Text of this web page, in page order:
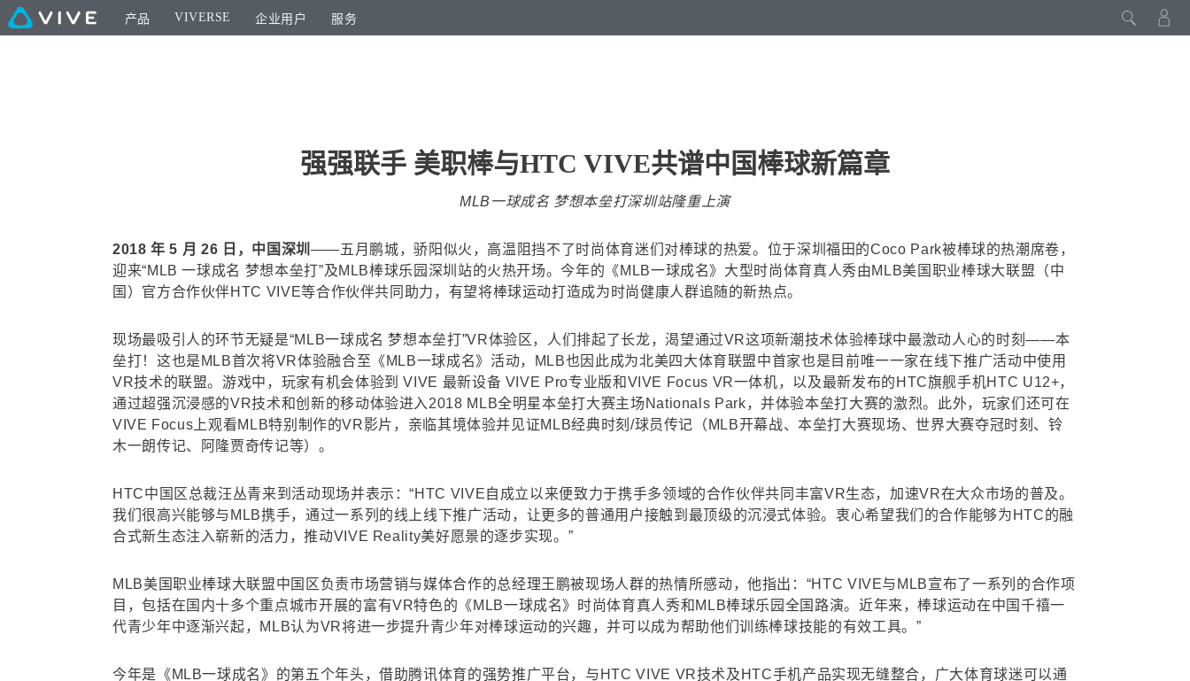
产品 VIVERSE 企业用户 服务
强强联手 美职棒与HTC VIVE共谱中国棒球新篇章
MLB一球成名 梦想本垒打深圳站隆重上演
2018 年 5 月 26 日，中国深圳 ——五月鹏城，骄阳似火，高温阻挡不了时尚体育迷们对棒球的热爱。位于深圳福田的Coco Park被棒球的热潮席卷，
迎来“MLB 一球成名 梦想本垒打”及MLB棒球乐园深圳站的火热开场。今年的《MLB一球成名》大型时尚体育真人秀由MLB美国职业棒球大联盟（中
国）官方合作伙伴HTC VIVE等合作伙伴共同助力，有望将棒球运动打造成为时尚健康人群追随的新热点。
现场最吸引人的环节无疑是“MLB一球成名 梦想本垒打”VR体验区，人们排起了长龙，渴望通过VR这项新潮技术体验棒球中最激动人心的时刻——本
垒打！这也是MLB首次将VR体验融合至《MLB一球成名》活动，MLB也因此成为北美四大体育联盟中首家也是目前唯一一家在线下推广活动中使用
VR技术的联盟。游戏中，玩家有机会体验到 VIVE 最新设备 VIVE Pro专业版和VIVE Focus VR一体机，以及最新发布的HTC旗舰手机HTC U12+，
通过超强沉浸感的VR技术和创新的移动体验进入2018 MLB全明星本垒打大赛主场Nationals Park，并体验本垒打大赛的激烈。此外，玩家们还可在
VIVE Focus上观看MLB特别制作的VR影片，亲临其境体验并见证MLB经典时刻/球员传记（MLB开幕战、本垒打大赛现场、世界大赛夺冠时刻、铃
木一朗传记、阿隆贾奇传记等）。
HTC中国区总裁汪丛青来到活动现场并表示：“HTC VIVE自成立以来便致力于携手多领域的合作伙伴共同丰富VR生态，加速VR在大众市场的普及。
我们很高兴能够与MLB携手，通过一系列的线上线下推广活动，让更多的普通用户接触到最顶级的沉浸式体验。衷心希望我们的合作能够为HTC的融
合式新生态注入崭新的活力，推动VIVE Reality美好愿景的逐步实现。”
MLB美国职业棒球大联盟中国区负责市场营销与媒体合作的总经理王鹏被现场人群的热情所感动，他指出：“HTC VIVE与MLB宣布了一系列的合作项
目，包括在国内十多个重点城市开展的富有VR特色的《MLB一球成名》时尚体育真人秀和MLB棒球乐园全国路演。近年来，棒球运动在中国千禧一
代青少年中逐渐兴起，MLB认为VR将进一步提升青少年对棒球运动的兴趣，并可以成为帮助他们训练棒球技能的有效工具。”
今年是《MLB一球成名》的第五个年头，借助腾讯体育的强势推广平台，与HTC VIVE VR技术及HTC手机产品实现无缝整合，广大体育球迷可以通